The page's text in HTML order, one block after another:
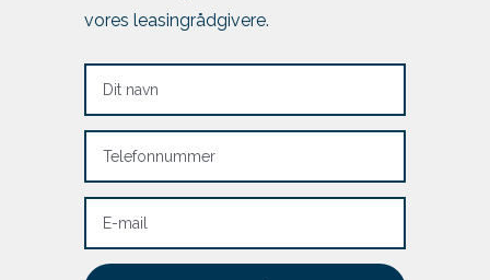
vores leasingrådgivere.